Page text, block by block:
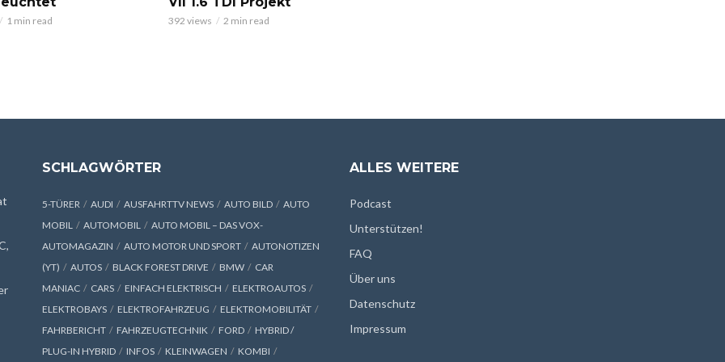
1 min read 392 views 2 min read
SCHLAGWÖRTER
5-TÜRER AUDI AUSFAHRTTV NEWS AUTO BILD
AUTO
MOBIL
AUTOMOBIL
AUTO MOBIL – DAS VOX-
AUTOMAGAZIN
AUTO MOTOR UND SPORT
AUTONOTIZEN
(YT)
AUTOS BLACK FOREST DRIVE BMW
CAR
MANIAC
CARS EINFACH ELEKTRISCH
ELEKTROAUTOS
ELEKTROBAYS
ELEKTROFAHRZEUG
ELEKTROMOBILITÄT
FAHRBERICHT
FAHRZEUGTECHNIK FORD
HYBRID /
PLUG-IN HYBRID
INFOS KLEINWAGEN KOMBI
ALLES WEITERE
Podcast
Unterstützen!
FAQ
Über uns
Datenschutz
Impressum